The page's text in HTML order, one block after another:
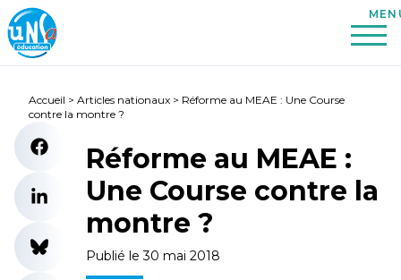
Accueil > Articles nationaux > Réforme au MEAE : Une Course
contre la montre ?
Réforme au MEAE :
Une Course contre la
montre ?
Publié le 30 mai 2018